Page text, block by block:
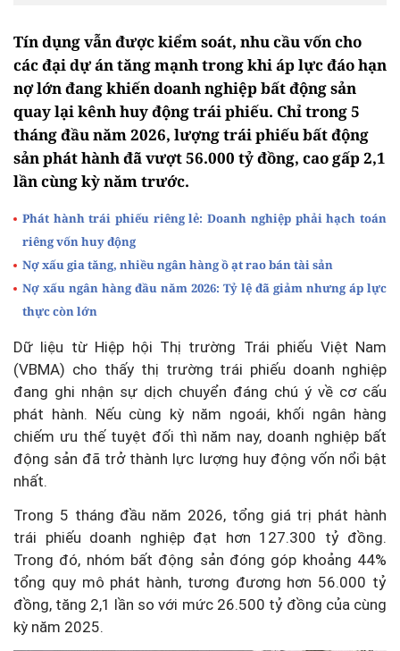
Tín dụng vẫn được kiểm soát, nhu cầu vốn cho
các đại dự án tăng mạnh trong khi áp lực đáo hạn
nợ lớn đang khiến doanh nghiệp bất động sản
quay lại kênh huy động trái phiếu. Chỉ trong 5
tháng đầu năm 2026, lượng trái phiếu bất động
sản phát hành đã vượt 56.000 tỷ đồng, cao gấp 2,1
lần cùng kỳ năm trước.
Phát hành trái phiếu riêng lẻ: Doanh nghiệp phải hạch toán
riêng vốn huy động
Nợ xấu gia tăng, nhiều ngân hàng ồ ạt rao bán tài sản
Nợ xấu ngân hàng đầu năm 2026: Tỷ lệ đã giảm nhưng áp lực
thực còn lớn
Dữ liệu từ Hiệp hội Thị trường Trái phiếu Việt Nam
(VBMA) cho thấy thị trường trái phiếu doanh nghiệp
đang ghi nhận sự dịch chuyển đáng chú ý về cơ cấu
phát hành. Nếu cùng kỳ năm ngoái, khối ngân hàng
chiếm ưu thế tuyệt đối thì năm nay, doanh nghiệp bất
động sản đã trở thành lực lượng huy động vốn nổi bật
nhất.
Trong 5 tháng đầu năm 2026, tổng giá trị phát hành
trái phiếu doanh nghiệp đạt hơn 127.300 tỷ đồng.
Trong đó, nhóm bất động sản đóng góp khoảng 44%
tổng quy mô phát hành, tương đương hơn 56.000 tỷ
đồng, tăng 2,1 lần so với mức 26.500 tỷ đồng của cùng
kỳ năm 2025.